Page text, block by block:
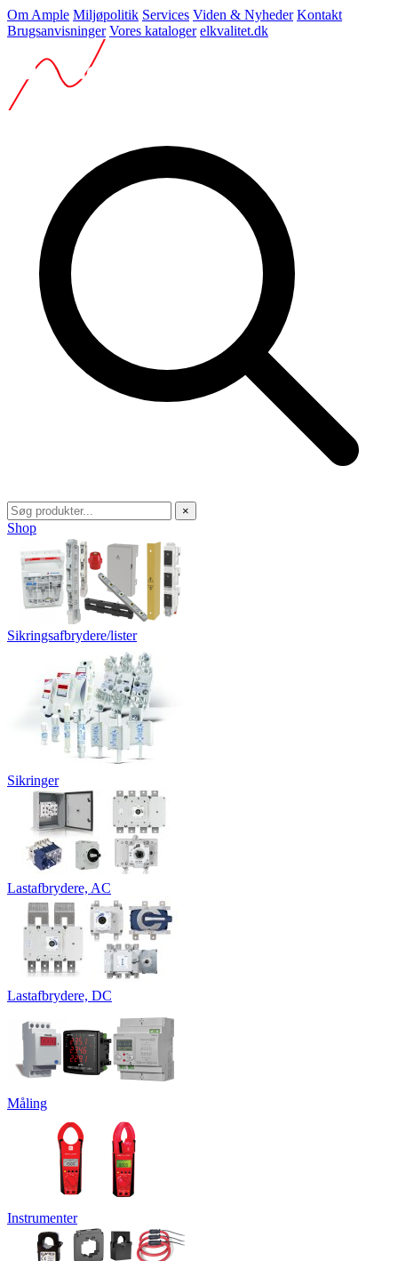
Om Ample Miljøpolitik Services Viden & Nyheder Kontakt
Brugsanvisninger Vores kataloger elkvalitet.dk
×
Shop
Sikringsafbrydere/lister
Sikringer
Lastafbrydere, AC
Lastafbrydere, DC
Måling
Instrumenter